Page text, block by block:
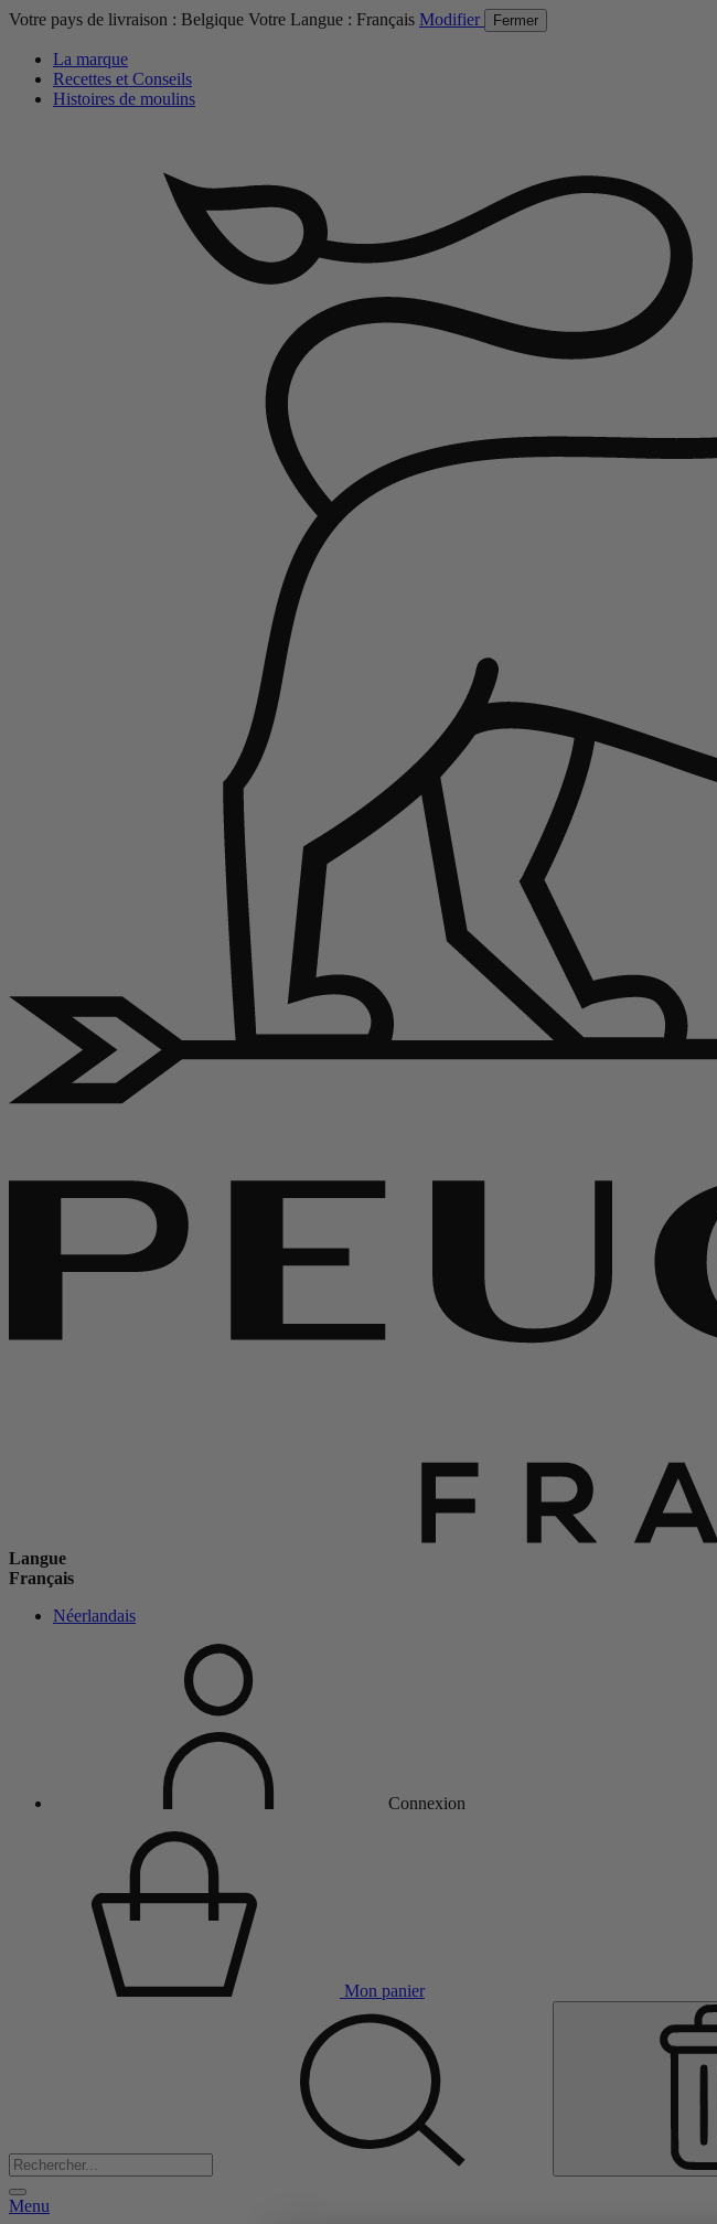
Votre pays de livraison : Belgique Votre Langue : Français Modifier Fermer
La marque
Recettes et Conseils
Histoires de moulins
Langue
Français
Néerlandais
Connexion
Mon panier
Menu